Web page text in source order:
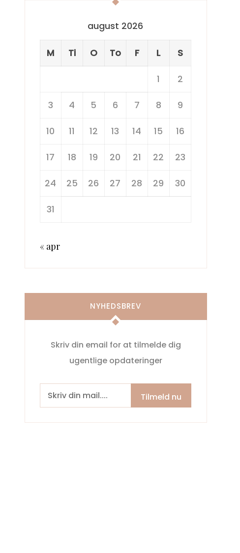
august 2026
M Ti O To F L S
1 2
3 4 5 6 7 8 9
10 11 12 13 14 15 16
17 18 19 20 21 22 23
24 25 26 27 28 29 30
31
« apr
NYHEDSBREV
Skriv din email for at tilmelde dig
ugentlige opdateringer
Tilmeld nu